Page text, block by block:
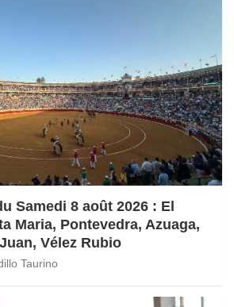
Samedi 8 août 2026 : El
Maria, Pontevedra, Azuaga,
Vélez Rubio
Taurino